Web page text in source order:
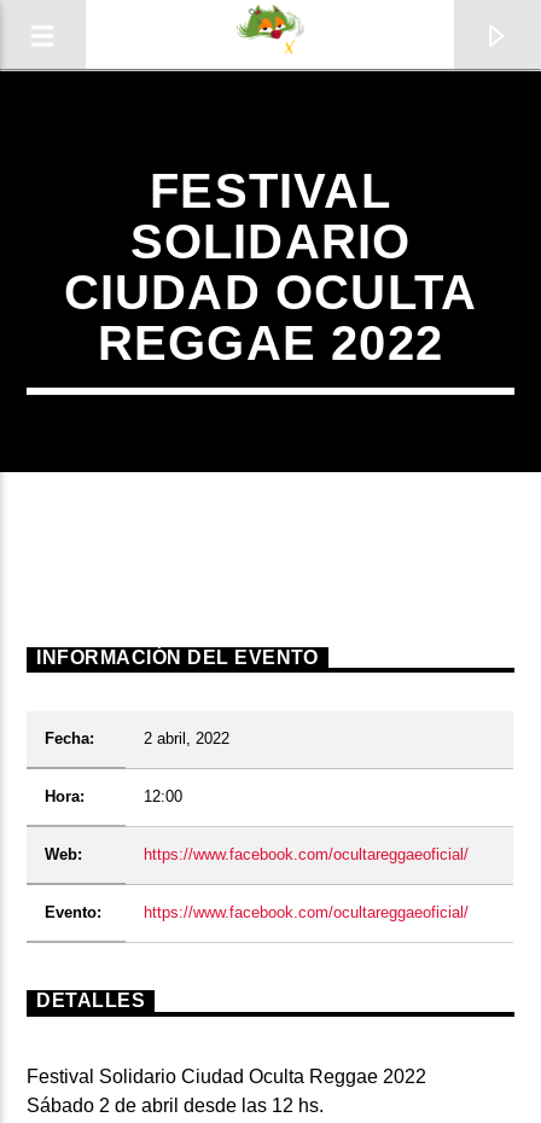
0:00
FESTIVAL
SOLIDARIO
CIUDAD OCULTA
REGGAE 2022
INFORMACIÓN DEL EVENTO
Fecha: 2 abril, 2022
Hora: 12:00
Web: https://www.facebook.com/ocultareggaeoficial/
Evento: https://www.facebook.com/ocultareggaeoficial/
DETALLES
Festival Solidario Ciudad Oculta Reggae 2022
Sábado 2 de abril desde las 12 hs.